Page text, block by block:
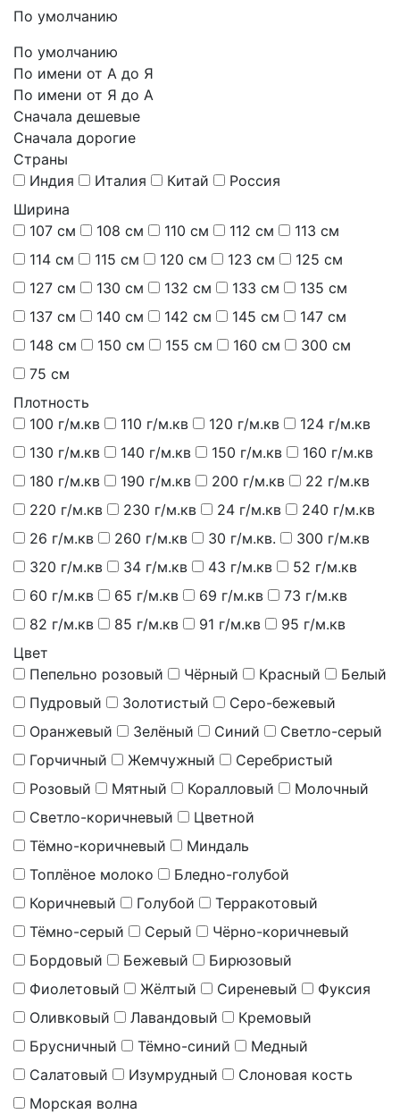
По умолчанию
По умолчанию
По имени от А до Я
По имени от Я до А
Сначала дешевые
Сначала дорогие
Страны
Индия
Италия Китай
Россия
Ширина
107 см
108 см 110 см 112 см
113 см
114 см
115 см 120 см 123 см
125 см
127 см
130 см 132 см 133 см
135 см
137 см
140 см 142 см 145 см
147 см
148 см
150 см 155 см 160 см
300 см
75 см
Плотность
100 г/м.кв
110 г/м.кв 120 г/м.кв
124 г/м.кв
130 г/м.кв
140 г/м.кв 150 г/м.кв
160 г/м.кв
180 г/м.кв
190 г/м.кв 200 г/м.кв
22 г/м.кв
220 г/м.кв
230 г/м.кв 24 г/м.кв
240 г/м.кв
26 г/м.кв
260 г/м.кв 30 г/м.кв.
300 г/м.кв
320 г/м.кв
34 г/м.кв 43 г/м.кв
52 г/м.кв
60 г/м.кв
65 г/м.кв 69 г/м.кв
73 г/м.кв
82 г/м.кв
85 г/м.кв 91 г/м.кв
95 г/м.кв
Цвет
Пепельно розовый
Чёрный Красный
Белый
Пудровый
Золотистый
Серо-бежевый
Оранжевый
Зелёный Синий
Светло-серый
Горчичный
Жемчужный
Серебристый
Розовый
Мятный Коралловый
Молочный
Светло-коричневый
Цветной
Тёмно-коричневый
Миндаль
Топлёное молоко
Бледно-голубой
Коричневый
Голубой
Терракотовый
Тёмно-серый
Серый
Чёрно-коричневый
Бордовый
Бежевый
Бирюзовый
Фиолетовый
Жёлтый Сиреневый
Фуксия
Оливковый
Лавандовый
Кремовый
Брусничный
Тёмно-синий
Медный
Салатовый
Изумрудный
Слоновая кость
Морская волна